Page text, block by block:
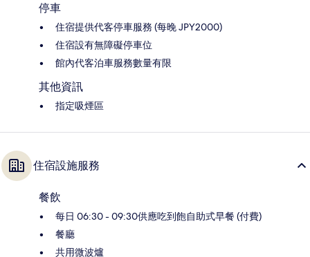
停車
住宿提供代客停車服務 (每晚 JPY2000)
住宿設有無障礙停車位
館內代客泊車服務數量有限
其他資訊
指定吸煙區
住宿設施服務
餐飲
每日 06:30 - 09:30供應吃到飽自助式早餐 (付費)
餐廳
共用微波爐